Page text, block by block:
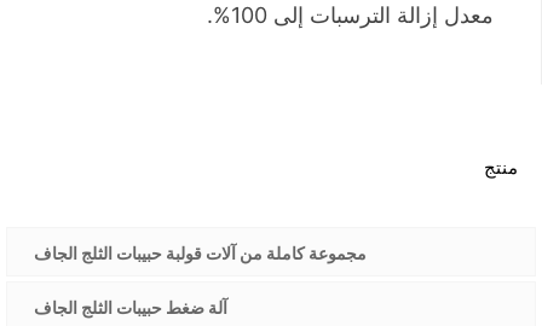
معدل إزالة الترسبات إلى 100%.
منتج
مجموعة كاملة من آلات قولبة حبيبات الثلج الجاف
آلة ضغط حبيبات الثلج الجاف